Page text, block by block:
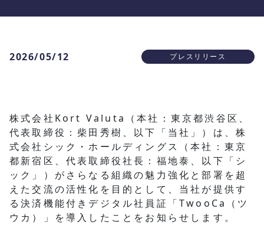
2026/05/12 プレスリリース
株式会社Kort Valuta（本社：東京都渋谷区、
代表取締役：柴田秀樹、以下「当社」）は、株
式会社シック・ホールディングス（本社：東京
都新宿区、代表取締役社長：福地泰、以下「シ
ック」）がさらなる組織の魅力強化と部署を超
えた交流の活性化を目的として、当社が提供す
る決済機能付きデジタル社員証「TwooCa（ツ
ウカ）」を導入したことをお知らせします。